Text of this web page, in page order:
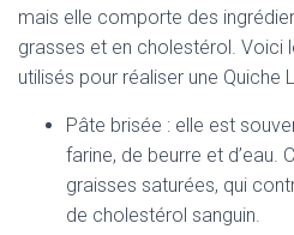
mais elle comporte des
grasses et en cholestérol. Voici
utilisés pour réaliser une Quiche
Pâte brisée : elle est
farine, de beurre et d’eau.
graisses saturées, qui
de cholestérol sanguin.